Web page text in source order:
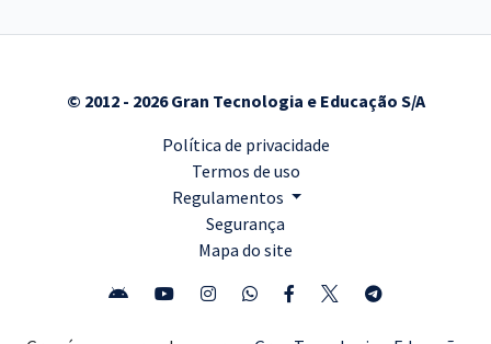
© 2012 - 2026 Gran Tecnologia e Educação S/A
Política de privacidade
Termos de uso
Regulamentos
Segurança
Mapa do site